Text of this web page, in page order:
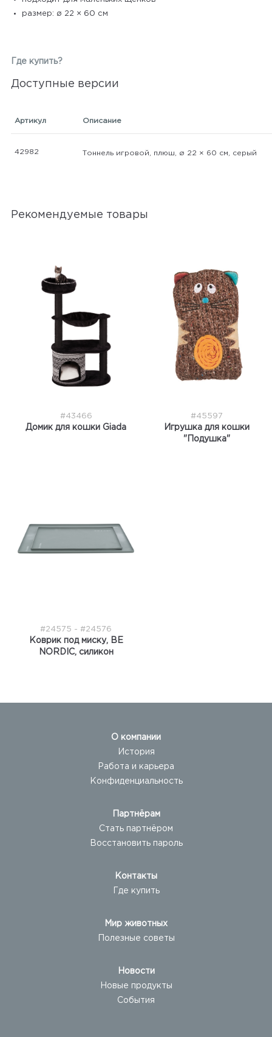
размер: ø 22 × 60 см
Где купить?
Доступные версии
Артикул Описание
42982 Тоннель игровой, плюш, ø 22 × 60 cм, серый
Рекомендуемые товары
#43466
Домик для кошки Giada
#45597
Игрушка для кошки
"Подушка"
#24575 - #24576
Коврик под миску, BE
NORDIC, силикон
О компании
История
Работа и карьера
Конфиденциальность
Партнёрам
Стать партнёром
Восстановить пароль
Контакты
Где купить
Мир животных
Полезные советы
Новости
Новые продукты
События